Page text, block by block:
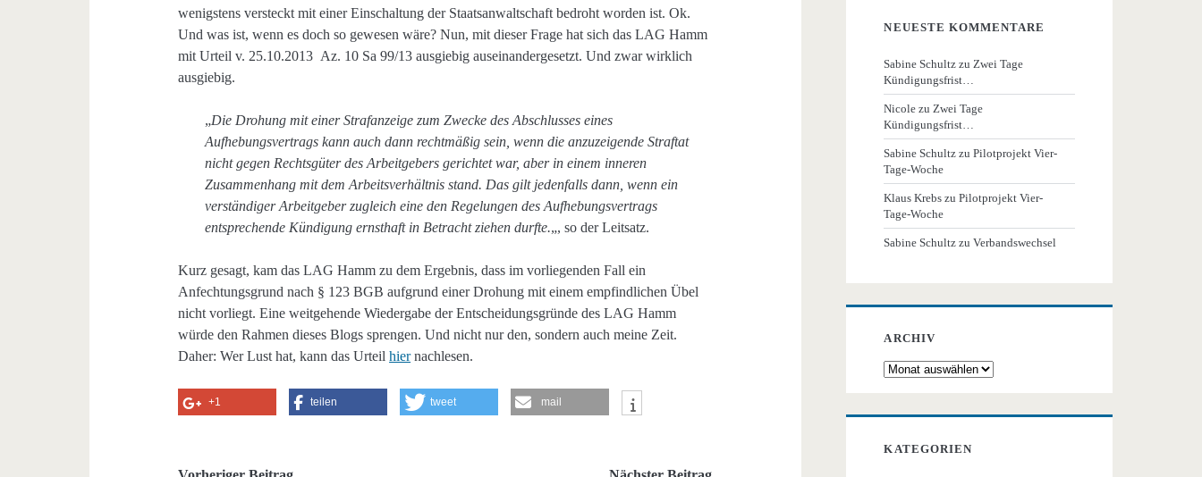
wenigstens versteckt mit einer Einschaltung der Staatsanwaltschaft bedroht worden ist. Ok.
Und was ist, wenn es doch so gewesen wäre? Nun, mit dieser Frage hat sich das LAG Hamm
mit Urteil v. 25.10.2013 Az. 10 Sa 99/13 ausgiebig auseinandergesetzt. Und zwar wirklich
ausgiebig.
„Die Drohung mit einer Strafanzeige zum Zwecke des Abschlusses eines
Aufhebungsvertrags kann auch dann rechtmäßig sein, wenn die anzuzeigende Straftat
nicht gegen Rechtsgüter des Arbeitgebers gerichtet war, aber in einem inneren
Zusammenhang mit dem Arbeitsverhältnis stand. Das gilt jedenfalls dann, wenn ein
verständiger Arbeitgeber zugleich eine den Regelungen des Aufhebungsvertrags
entsprechende Kündigung ernsthaft in Betracht ziehen durfte.„, so der Leitsatz.
Kurz gesagt, kam das LAG Hamm zu dem Ergebnis, dass im vorliegenden Fall ein
Anfechtungsgrund nach § 123 BGB aufgrund einer Drohung mit einem empfindlichen Übel
nicht vorliegt. Eine weitgehende Wiedergabe der Entscheidungsgründe des LAG Hamm
würde den Rahmen dieses Blogs sprengen. Und nicht nur den, sondern auch meine Zeit.
Daher: Wer Lust hat, kann das Urteilhiernachlesen.
+1 teilen tweet mail
NEUESTE KOMMENTARE
Sabine Schultz zu Zwei Tage
Kündigungsfrist…
Nicole zu Zwei Tage
Kündigungsfrist…
Sabine Schultz zuPilotprojekt Vier-
Tage-Woche
Klaus Krebs zuPilotprojekt Vier-
Tage-Woche
Sabine Schultz zuVerbandswechsel
ARCHIV
Archiv
KATEGORIEN